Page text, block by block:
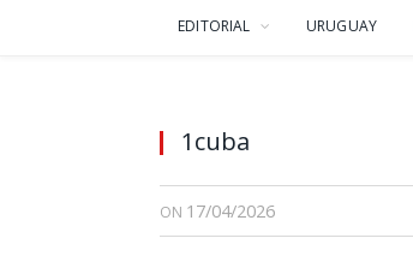
EDITORIAL URUGUAY
1cuba
ON 17/04/2026